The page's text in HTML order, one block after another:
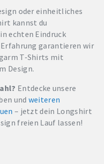
oder einheitliches
kannst du
echten Eindruck
garantieren wir
T-Shirts mit
Design.
Entdecke unsere
und weiteren
– jetzt dein Longshirt
freien Lauf lassen!